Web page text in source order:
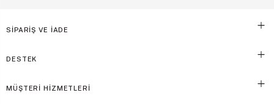
SİPARİŞ VE İADE
DESTEK
MÜŞTERİ HİZMETLERİ